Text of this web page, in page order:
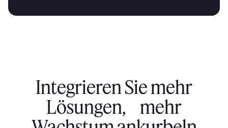
Integrieren Sie mehr
Lösungen, mehr